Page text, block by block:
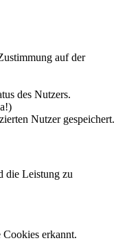
auf der
des Nutzers.
Nutzer gespeichert.
die Leistung zu
erkannt.